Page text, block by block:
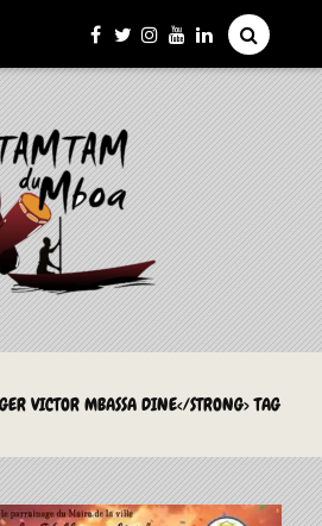
DU MBOA
!
VICTOR MBASSA DINE</STRONG> TAG